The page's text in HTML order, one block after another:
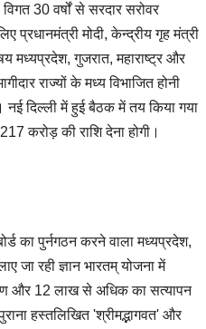
30 वर्षों से सरदार सरोवर
प्रधानमंत्री मोदी, केन्द्रीय गृह मंत्री
मध्यप्रदेश, गुजरात, महाराष्ट्र और
राज्यों के मध्य विभाजित होनी
दिल्ली में हुई बैठक में तय किया गया
करोड़ की राशि देना होगी।
का पुर्नगठन करने वाला मध्यप्रदेश,
जा रही ज्ञान भारतम् योजना में
और 12 लाख से अधिक का सत्यापन
हस्तलिखित 'श्रीमद्भागवत' और